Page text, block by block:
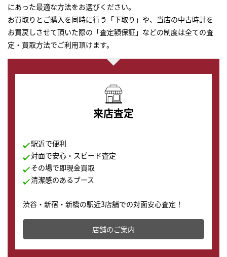
にあった最適な方法をお選びください。
お買取りとご購入を同時に行う「下取り」や、当店の中古時計を
お買戻しさせて頂いた際の「査定額保証」などの制度は全ての査
定・買取方法でご利用頂けます。
来店査定
駅近で便利
対面で安心・スピード査定
その場で即現金買取
清潔感のあるブース
渋谷・新宿・新橋の駅近3店舗での対面安心査定！
その場で現金買取致します。渋谷本店では、時計販売の
店舗を併設しており、下取りに出してお得に新しい時計
の購入もできます♪
店舗のご案内